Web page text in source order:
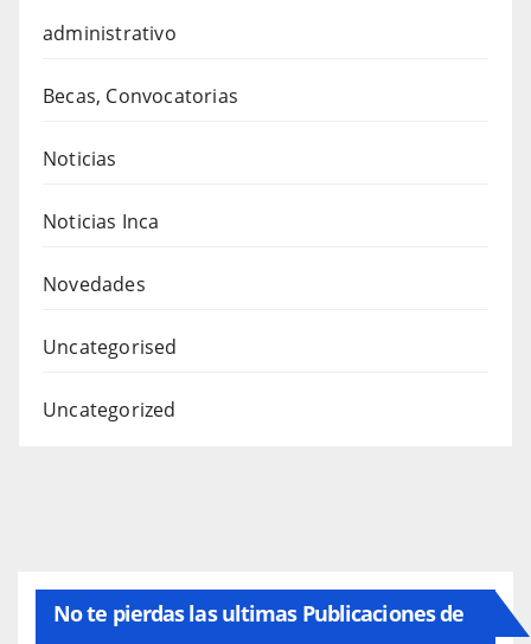
administrativo
Becas, Convocatorias
Noticias
Noticias Inca
Novedades
Uncategorised
Uncategorized
No te pierdas las ultimas Publicaciones de